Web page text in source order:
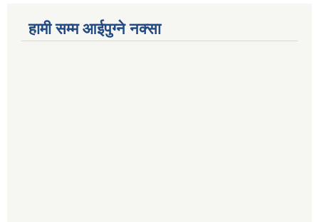
हामी सम्म आईपुग्ने नक्सा